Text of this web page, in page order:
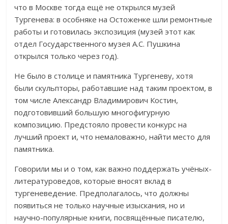
что в Москве тогда ещё не открылся музей
Тургенева: в особняке на Остоженке шли ремонтные
работы и готовилась экспозиция (музей этот как
отдел Государственного музея А.С. Пушкина
открылся только через год).
Не было в столице и памятника Тургеневу, хотя
были скульпторы, работавшие над таким проектом, в
том числе Александр Владимирович Костин,
подготовивший большую многофигурную
композицию. Предстояло провести конкурс на
лучший проект и, что немаловажно, найти место для
памятника.
Говорили мы и о том, как важно поддержать учёных-
литературоведов, которые вносят вклад в
тургеневедение. Предполагалось, что должны
появиться не только научные изыскания, но и
научно-популярные книги, посвящённые писателю,